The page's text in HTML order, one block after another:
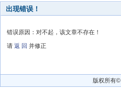
出现错误！
错误原因：对不起，该文章不存在！
请 返 回 并修正
版权所有©